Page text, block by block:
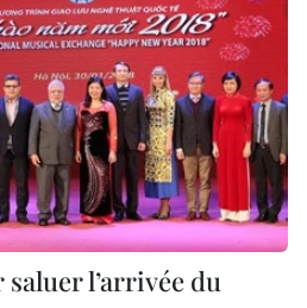
l’arrivée du